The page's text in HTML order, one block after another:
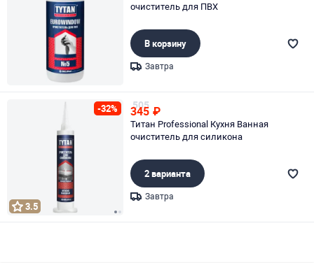
очиститель для ПВХ
В корзину
Завтра
-32%
3.5
505
345 ₽
Титан Professional Кухня Ванная
очиститель для силикона
2 варианта
Завтра